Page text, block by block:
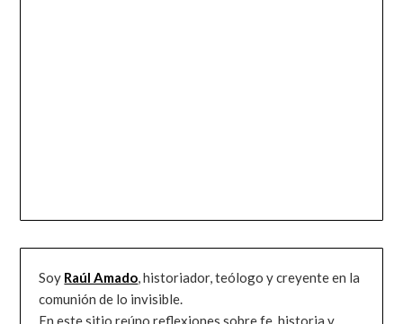
Soy Raúl Amado, historiador, teólogo y creyente en la
comunión de lo invisible.
En este sitio reúno reflexiones sobre fe, historia y